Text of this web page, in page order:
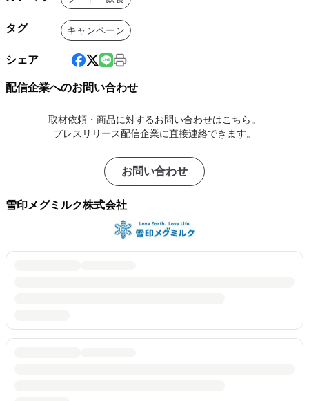
タグ キャンペーン
シェア
配信企業へのお問い合わせ
取材依頼・商品に対するお問い合わせはこちら。
プレスリリース配信企業に直接連絡できます。
お問い合わせ
雪印メグミルク株式会社